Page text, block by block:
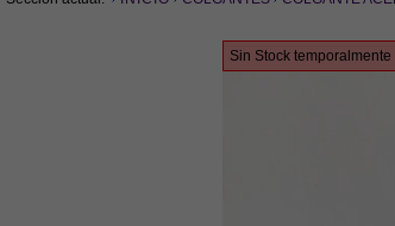
Sin Stock temporalmente